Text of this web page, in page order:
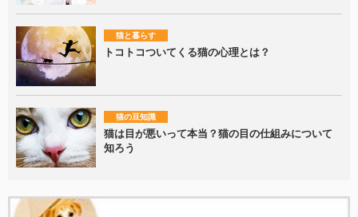
猫と暮らす
トコトコついてくる猫の心理とは？
猫の豆知識
猫は目が悪いって本当？猫の目の仕組みについて
知ろう